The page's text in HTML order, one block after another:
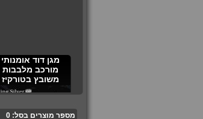
מגן דוד אומנותי
מורכב מלבבות
משובץ בטורקיז
מספר מוצרים בסל: 0